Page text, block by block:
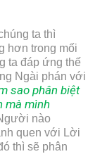
ta thì
hơn trong mối
ta đáp ứng thế
Ngài phán với
sao phân biệt
mà mình
nào
quen với Lời
thì sẽ phân